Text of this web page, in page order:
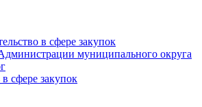
в сфере закупок
муниципального округа
сфере закупок